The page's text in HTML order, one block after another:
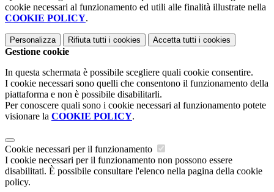
cookie necessari al funzionamento ed utili alle finalità illustrate nella
COOKIE POLICY.
Personalizza Rifiuta tutti i cookies Accetta tutti i cookies
Gestione cookie
In questa schermata è possibile scegliere quali cookie consentire.
I cookie necessari sono quelli che consentono il funzionamento della
piattaforma e non è possibile disabilitarli.
Per conoscere quali sono i cookie necessari al funzionamento potete
visionare la COOKIE POLICY.
Cookie necessari per il funzionamento
I cookie necessari per il funzionamento non possono essere
disabilitati. È possibile consultare l'elenco nella pagina della cookie
policy.